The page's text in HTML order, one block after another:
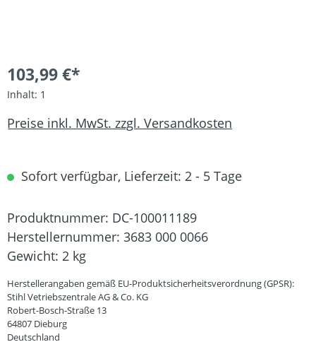
103,99 €*
Inhalt: 1
Preise inkl. MwSt. zzgl. Versandkosten
Sofort verfügbar, Lieferzeit: 2 - 5 Tage
Produktnummer: DC-100011189
Herstellernummer: 3683 000 0066
Gewicht: 2 kg
Herstellerangaben gemäß EU-Produktsicherheitsverordnung (GPSR):
Stihl Vetriebszentrale AG & Co. KG
Robert-Bosch-Straße 13
64807 Dieburg
Deutschland